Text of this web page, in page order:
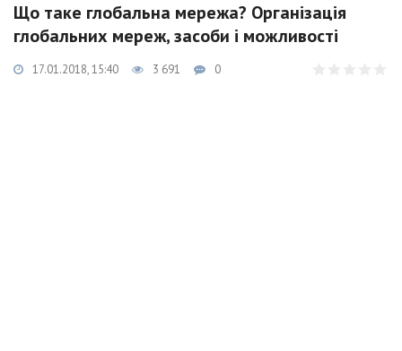
Що таке глобальна мережа? Організація
глобальних мереж, засоби і можливості
17.01.2018, 15:40 3 691 0